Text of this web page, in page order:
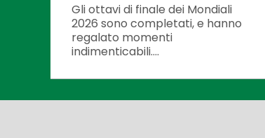
Gli ottavi di finale dei Mondiali
2026 sono completati, e hanno
regalato momenti
indimenticabili....